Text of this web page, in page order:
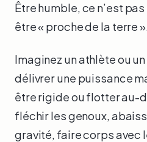
Être humble, ce n’est
être « proche de la terre
Imaginez un athlète ou
délivrer une puissance
être rigide ou flotter au-
fléchir les genoux,
gravité, faire corps avec